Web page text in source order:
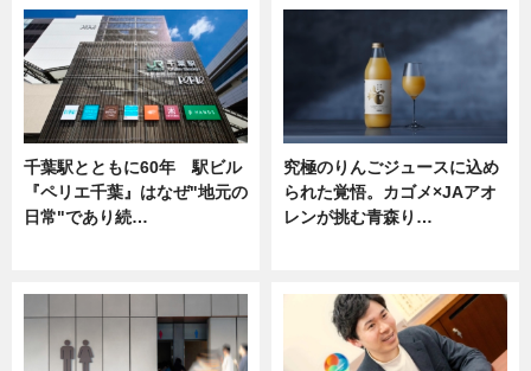
千葉駅とともに60年 駅ビル
『ペリエ千葉』はなぜ"地元の
日常"であり続…
究極のりんごジュースに込め
られた覚悟。カゴメ×JAアオ
レンが挑む青森り…